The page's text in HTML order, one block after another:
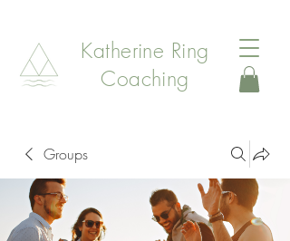
Katherine Ring
Coaching
Groups